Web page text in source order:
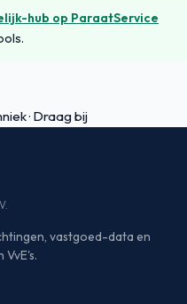
hub op ParaatService
· Draag bij
vastgoed-data en